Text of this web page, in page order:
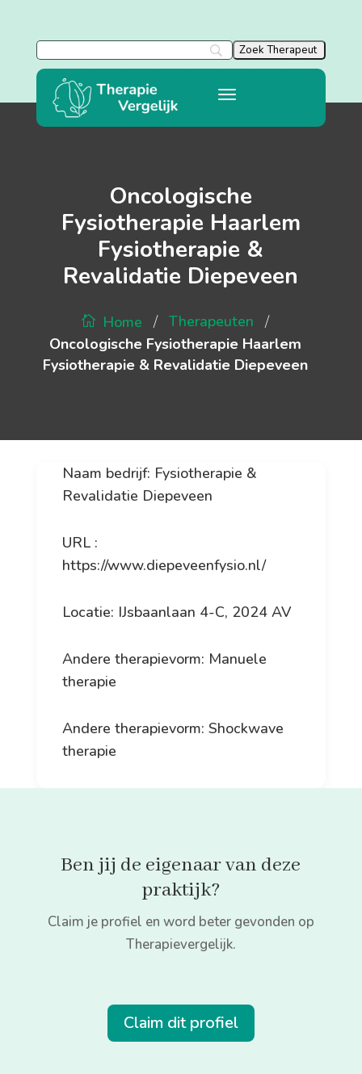
Oncologische
Fysiotherapie Haarlem
Fysiotherapie &
Revalidatie Diepeveen
Home / Therapeuten /
Oncologische Fysiotherapie Haarlem
Fysiotherapie & Revalidatie Diepeveen
Naam bedrijf: Fysiotherapie &
Revalidatie Diepeveen
URL :
https://www.diepeveenfysio.nl/
Locatie: IJsbaanlaan 4-C, 2024 AV
Andere therapievorm: Manuele
therapie
Andere therapievorm: Shockwave
therapie
Ben jij de eigenaar van deze
praktijk?
Claim je profiel en word beter gevonden op
Therapievergelijk.
Claim dit profiel